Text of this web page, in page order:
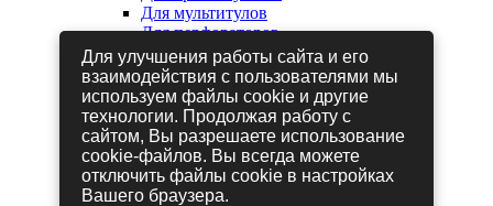
Для мультитулов
Для перфораторов
Для сабельных пил
Для строительных фенов
Для фрезеров
Для шлифовальных машин
Для электрических лобзиков
Для электрических ножниц
Для электрических пил
Для электрических рубанков
Для улучшения работы сайта и его
взаимодействия с пользователями мы
используем файлы cookie и другие
технологии. Продолжая работу с
сайтом, Вы разрешаете использование
cookie-файлов. Вы всегда можете
отключить файлы cookie в настройках
Вашего браузера.